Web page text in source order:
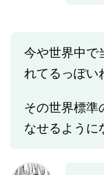
今や世界中で
れてるっぽい
その世界標準
なせるように